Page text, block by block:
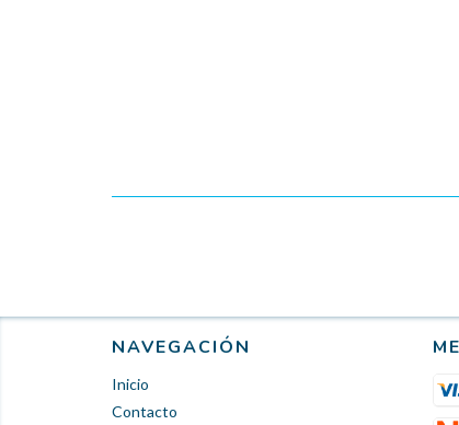
NAVEGACIÓN
Inicio
Contacto